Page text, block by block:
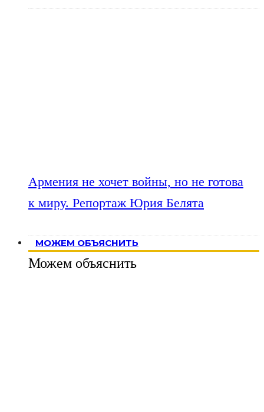
Армения не хочет войны, но не готова
к миру. Репортаж Юрия Белята
МОЖЕМ ОБЪЯСНИТЬ
Можем объяснить